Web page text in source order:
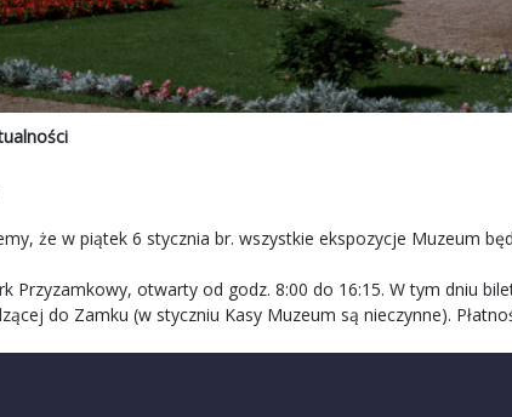
że w piątek 6 stycznia br. wszystkie ekspozycje Muzeum
Przyzamkowy, otwarty od godz. 8:00 do 16:15. W tym dniu
do Zamku (w styczniu Kasy Muzeum są nieczynne).